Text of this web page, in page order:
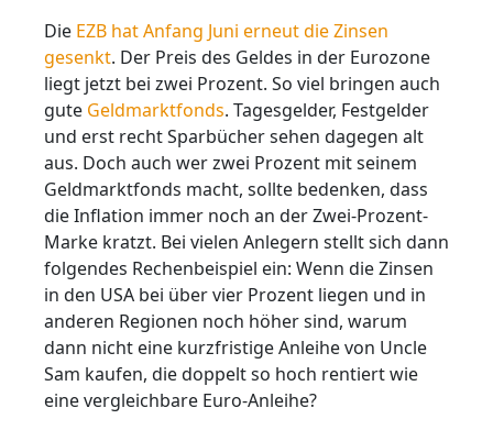
Die EZB hat Anfang Juni erneut die Zinsen
gesenkt. Der Preis des Geldes in der Eurozone
liegt jetzt bei zwei Prozent. So viel bringen auch
gute Geldmarktfonds. Tagesgelder, Festgelder
und erst recht Sparbücher sehen dagegen alt
aus. Doch auch wer zwei Prozent mit seinem
Geldmarktfonds macht, sollte bedenken, dass
die Inflation immer noch an der Zwei-Prozent-
Marke kratzt. Bei vielen Anlegern stellt sich dann
folgendes Rechenbeispiel ein: Wenn die Zinsen
in den USA bei über vier Prozent liegen und in
anderen Regionen noch höher sind, warum
dann nicht eine kurzfristige Anleihe von Uncle
Sam kaufen, die doppelt so hoch rentiert wie
eine vergleichbare Euro-Anleihe?